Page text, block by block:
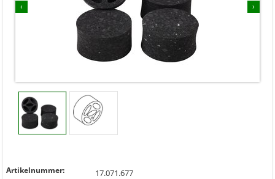
‹ ›
Artikelnummer: 17.071.677